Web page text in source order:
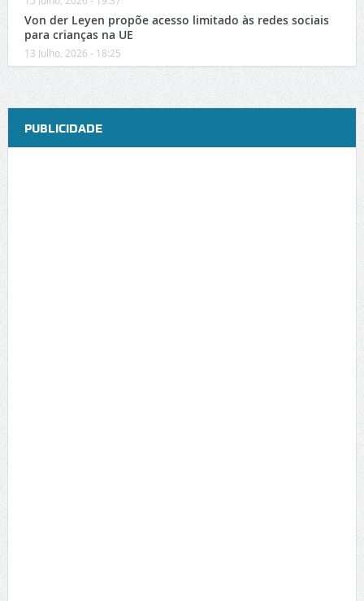
Von der Leyen propõe acesso limitado às redes sociais
para crianças na UE
13 Julho, 2026 - 18:25
PUBLICIDADE